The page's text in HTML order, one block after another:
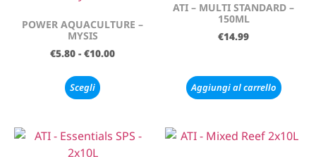
POWER AQUACULTURE –
MYSIS
€5.80 - €10.00
Scegli
ATI – MULTI STANDARD –
150ML
€14.99
Aggiungi al carrello